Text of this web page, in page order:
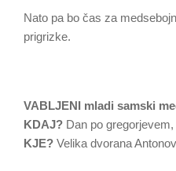
Nato pa bo čas za
prigrizke.
VABLJENI mladi samski
KDAJ? Dan po
KJE? Velika dvorana